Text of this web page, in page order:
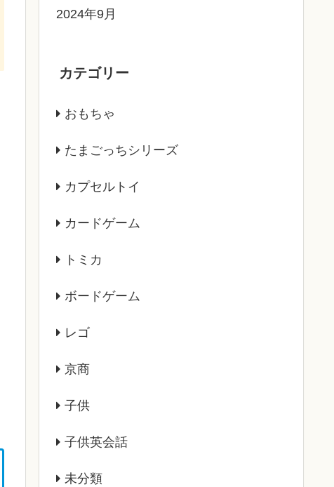
2024年9月
カテゴリー
おもちゃ
たまごっちシリーズ
カプセルトイ
カードゲーム
トミカ
ボードゲーム
レゴ
京商
子供
子供英会話
未分類